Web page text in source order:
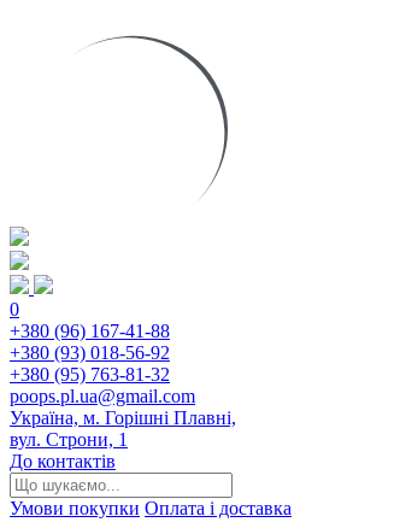
0
+380 (96) 167-41-88
+380 (93) 018-56-92
+380 (95) 763-81-32
poops.pl.ua@gmail.com
Україна, м. Горішні Плавні,
вул. Строни, 1
До контактів
Умови покупки Оплата і доставка